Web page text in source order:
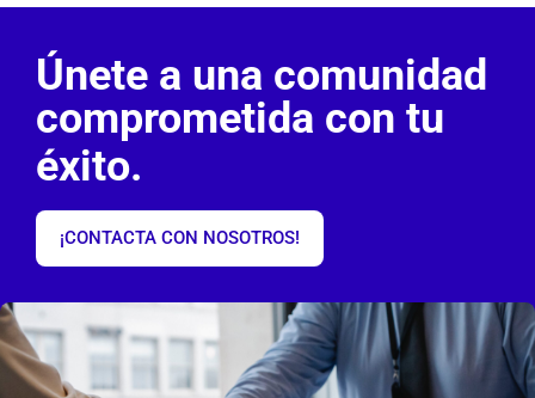
Únete a una comunidad
comprometida con tu
éxito.
¡CONTACTA CON NOSOTROS!